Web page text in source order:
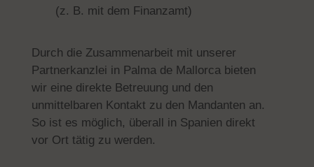
(z. B. mit dem Finanzamt)
Durch die Zusammenarbeit mit unserer
Partnerkanzlei in Palma de Mallorca bieten
wir eine direkte Betreuung und den
unmittelbaren Kontakt zu den Mandanten an.
So ist es möglich, überall in Spanien direkt
vor Ort tätig zu werden.